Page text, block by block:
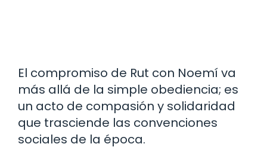
El compromiso de Rut con Noemí va
más allá de la simple obediencia; es
un acto de compasión y solidaridad
que trasciende las convenciones
sociales de la época.